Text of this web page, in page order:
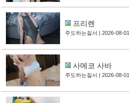
프리렌
주도하는질서 | 2026-08-01
사메코 사바
주도하는질서 | 2026-08-01